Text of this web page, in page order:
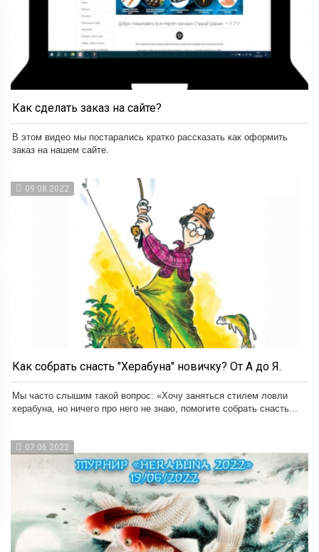
Как сделать заказ на сайте?
В этом видео мы постарались кратко рассказать как оформить
заказ на нашем сайте.
09.08.2022
Как собрать снасть "Херабуна" новичку? От А до Я.
Мы часто слышим такой вопрос: «Хочу заняться стилем ловли
херабуна, но ничего про него не знаю, помогите собрать снасть...
07.06.2022